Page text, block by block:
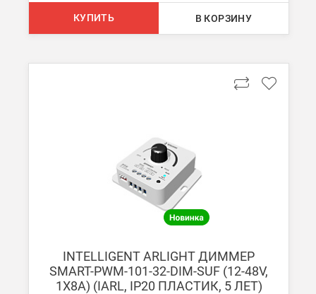
КУПИТЬ В КОРЗИНУ
INTELLIGENT ARLIGHT ДИММЕР
SMART-PWM-101-32-DIM-SUF (12-48V,
1X8A) (IARL, IP20 ПЛАСТИК, 5 ЛЕТ)